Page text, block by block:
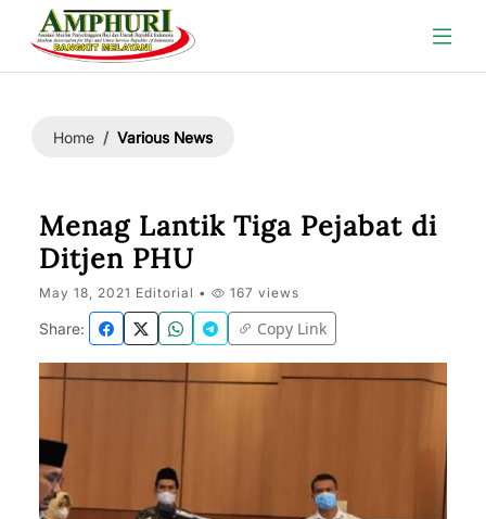
Home Various News
Menag Lantik Tiga Pejabat di
Ditjen PHU
May 18, 2021 Editorial • 167 views
Share: Copy Link